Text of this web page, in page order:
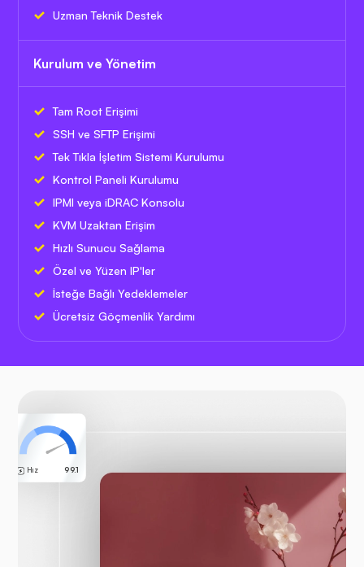
Uzman Teknik Destek
Kurulum ve Yönetim
Tam Root Erişimi
SSH ve SFTP Erişimi
Tek Tıkla İşletim Sistemi Kurulumu
Kontrol Paneli Kurulumu
IPMI veya iDRAC Konsolu
KVM Uzaktan Erişim
Hızlı Sunucu Sağlama
Özel ve Yüzen IP'ler
İsteğe Bağlı Yedeklemeler
Ücretsiz Göçmenlik Yardımı
Hız 99.1